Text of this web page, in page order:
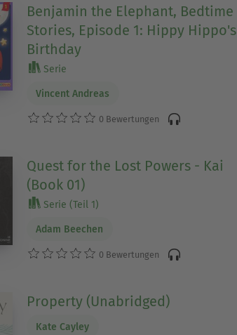
Benjamin the Elephant, Bedtime
Stories, Episode 1: Hippy Hippo's
Birthday
Serie
Vincent Andreas
0 Bewertungen
Quest for the Lost Powers - Kai
(Book 01)
Serie (Teil 1)
Adam Beechen
0 Bewertungen
Property (Unabridged)
Kate Cayley